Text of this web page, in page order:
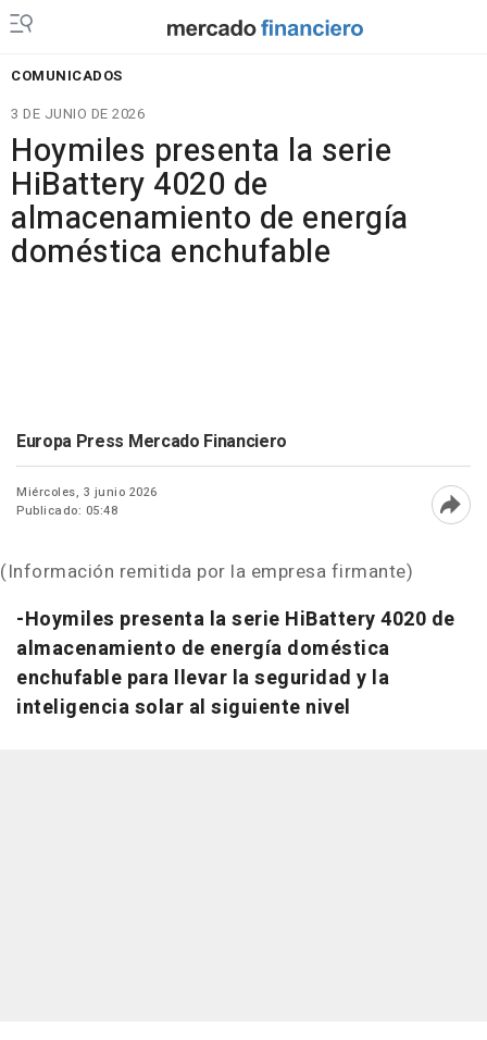
COMUNICADOS
3 DE JUNIO DE 2026
Hoymiles presenta la serie
HiBattery 4020 de
almacenamiento de energía
doméstica enchufable
Europa Press Mercado Financiero
Miércoles, 3 junio 2026
Publicado: 05:48
(Información remitida por la empresa firmante)
-Hoymiles presenta la serie HiBattery 4020 de
almacenamiento de energía doméstica
enchufable para llevar la seguridad y la
inteligencia solar al siguiente nivel